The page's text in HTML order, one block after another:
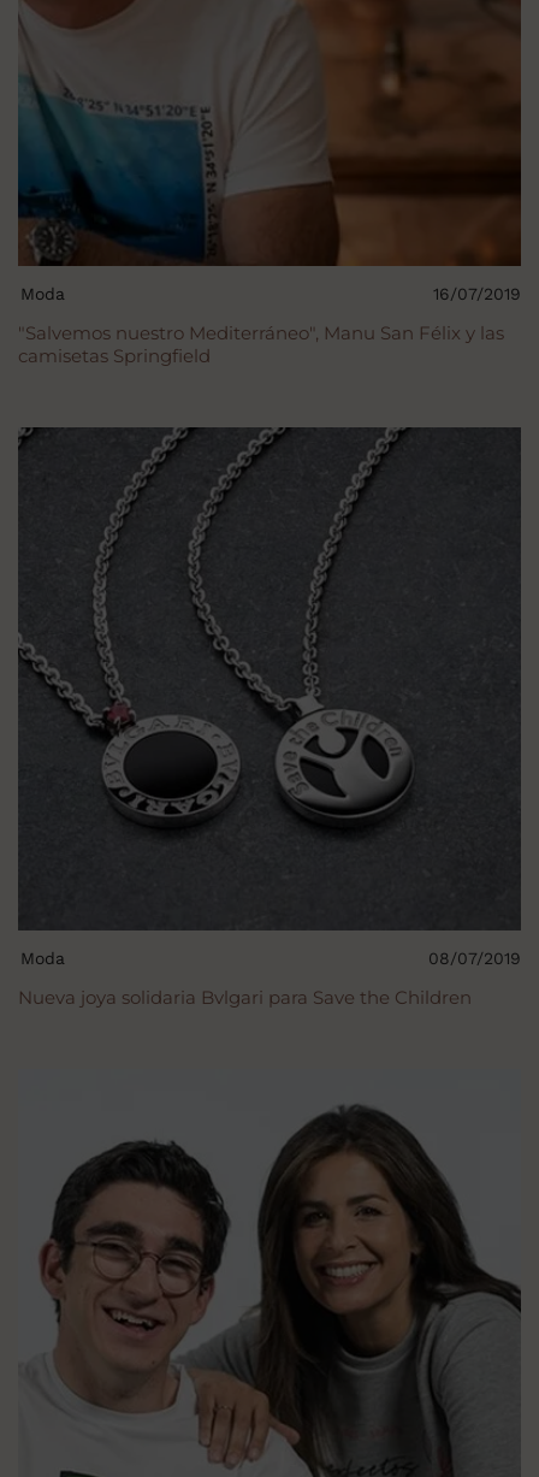
"Salvemos nuestro Mediterráneo", Manu San Félix y las
camisetas Springfield
Moda 16/07/2019
Nueva joya solidaria Bvlgari para Save the Children
Moda 08/07/2019